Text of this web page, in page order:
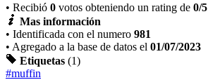
• Recibió 0 votos obteniendo un rating de 0/5
Mas información
• Identificada con el numero 981
• Agregado a la base de datos el 01/07/2023
Etiquetas (1)
#muffin